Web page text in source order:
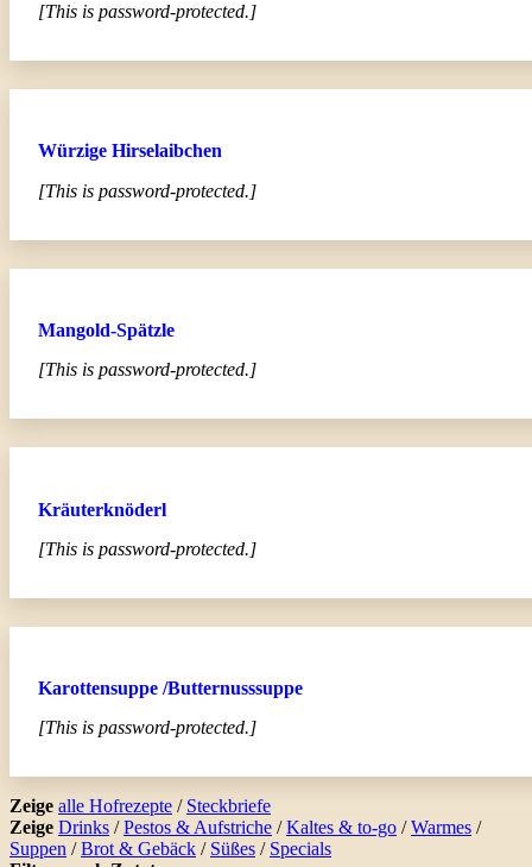
[This is password-protected.]
Würzige Hirselaibchen
[This is password-protected.]
Mangold-Spätzle
[This is password-protected.]
Kräuterknöderl
[This is password-protected.]
Karottensuppe /Butternusssuppe
[This is password-protected.]
Zeige alle Hofrezepte / Steckbriefe
Zeige Drinks /Pestos & Aufstriche /Kaltes & to-go /Warmes /
Suppen /Brot & Gebäck / Süßes / Specials